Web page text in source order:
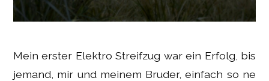
Mein erster Elektro Streifzug war ein Erfolg, bis
jemand, mir und meinem Bruder, einfach so ne